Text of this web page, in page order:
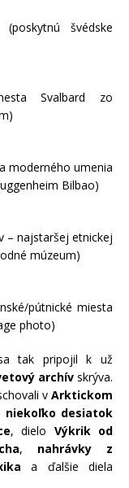
švédske
Svalbard zo
moderného umenia
Bilbao)
– najstaršej etnickej
múzeum)
pútnické miesta
photo)
tak pripojil k už
archív skrýva.
v Arktickom
niekoľko desiatok
, dielo Výkrik od
, nahrávky z
a ďalšie diela